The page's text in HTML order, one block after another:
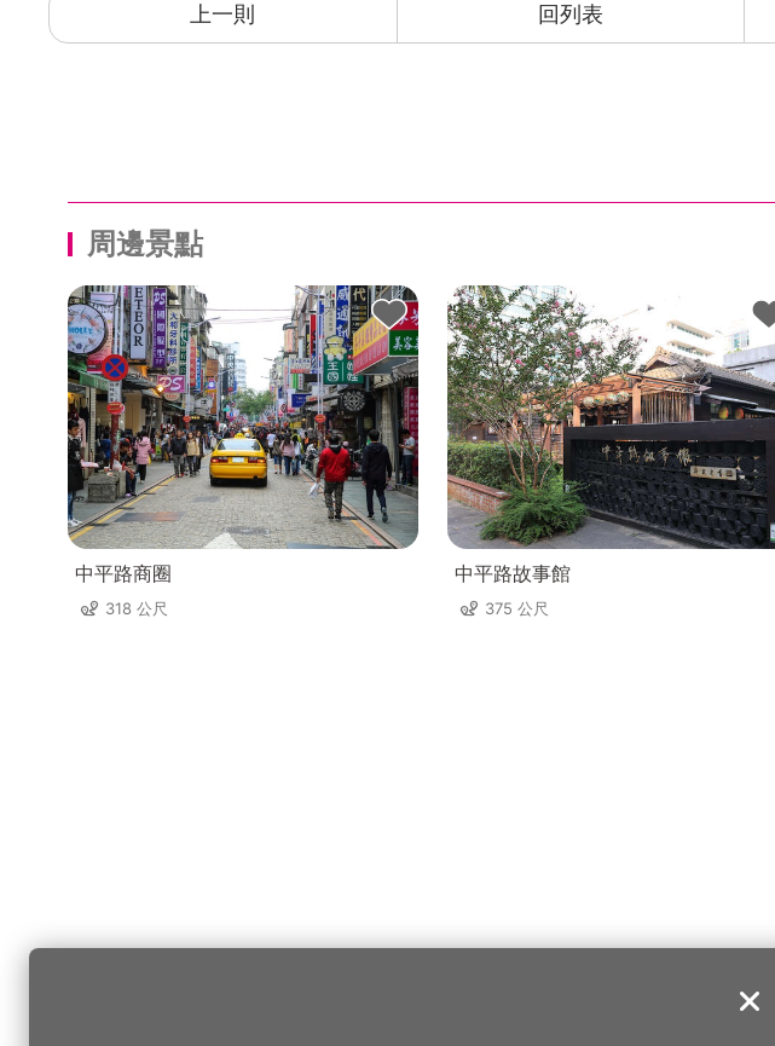
上一則 回列表
周邊景點
中平路商圈
318 公尺
中平路故事館
375 公尺
關閉